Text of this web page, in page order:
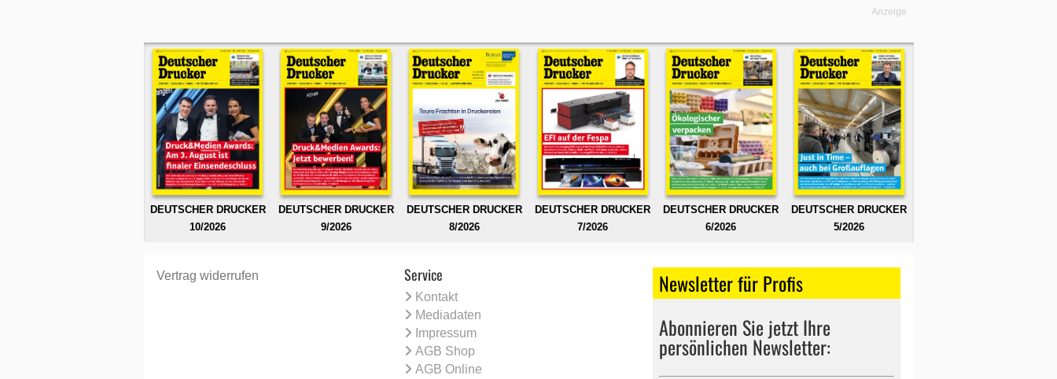
Anzeige
DEUTSCHER DRUCKER
10/2026
DEUTSCHER DRUCKER
9/2026
DEUTSCHER DRUCKER
8/2026
DEUTSCHER DRUCKER
7/2026
DEUTSCHER DRUCKER
6/2026
DEUTSCHER DRUCKER
5/2026
Vertrag widerrufen Service
Kontakt
Mediadaten
Impressum
AGB Shop
AGB Online
Newsletter für Profis
Abonnieren Sie jetzt Ihre
persönlichen Newsletter: